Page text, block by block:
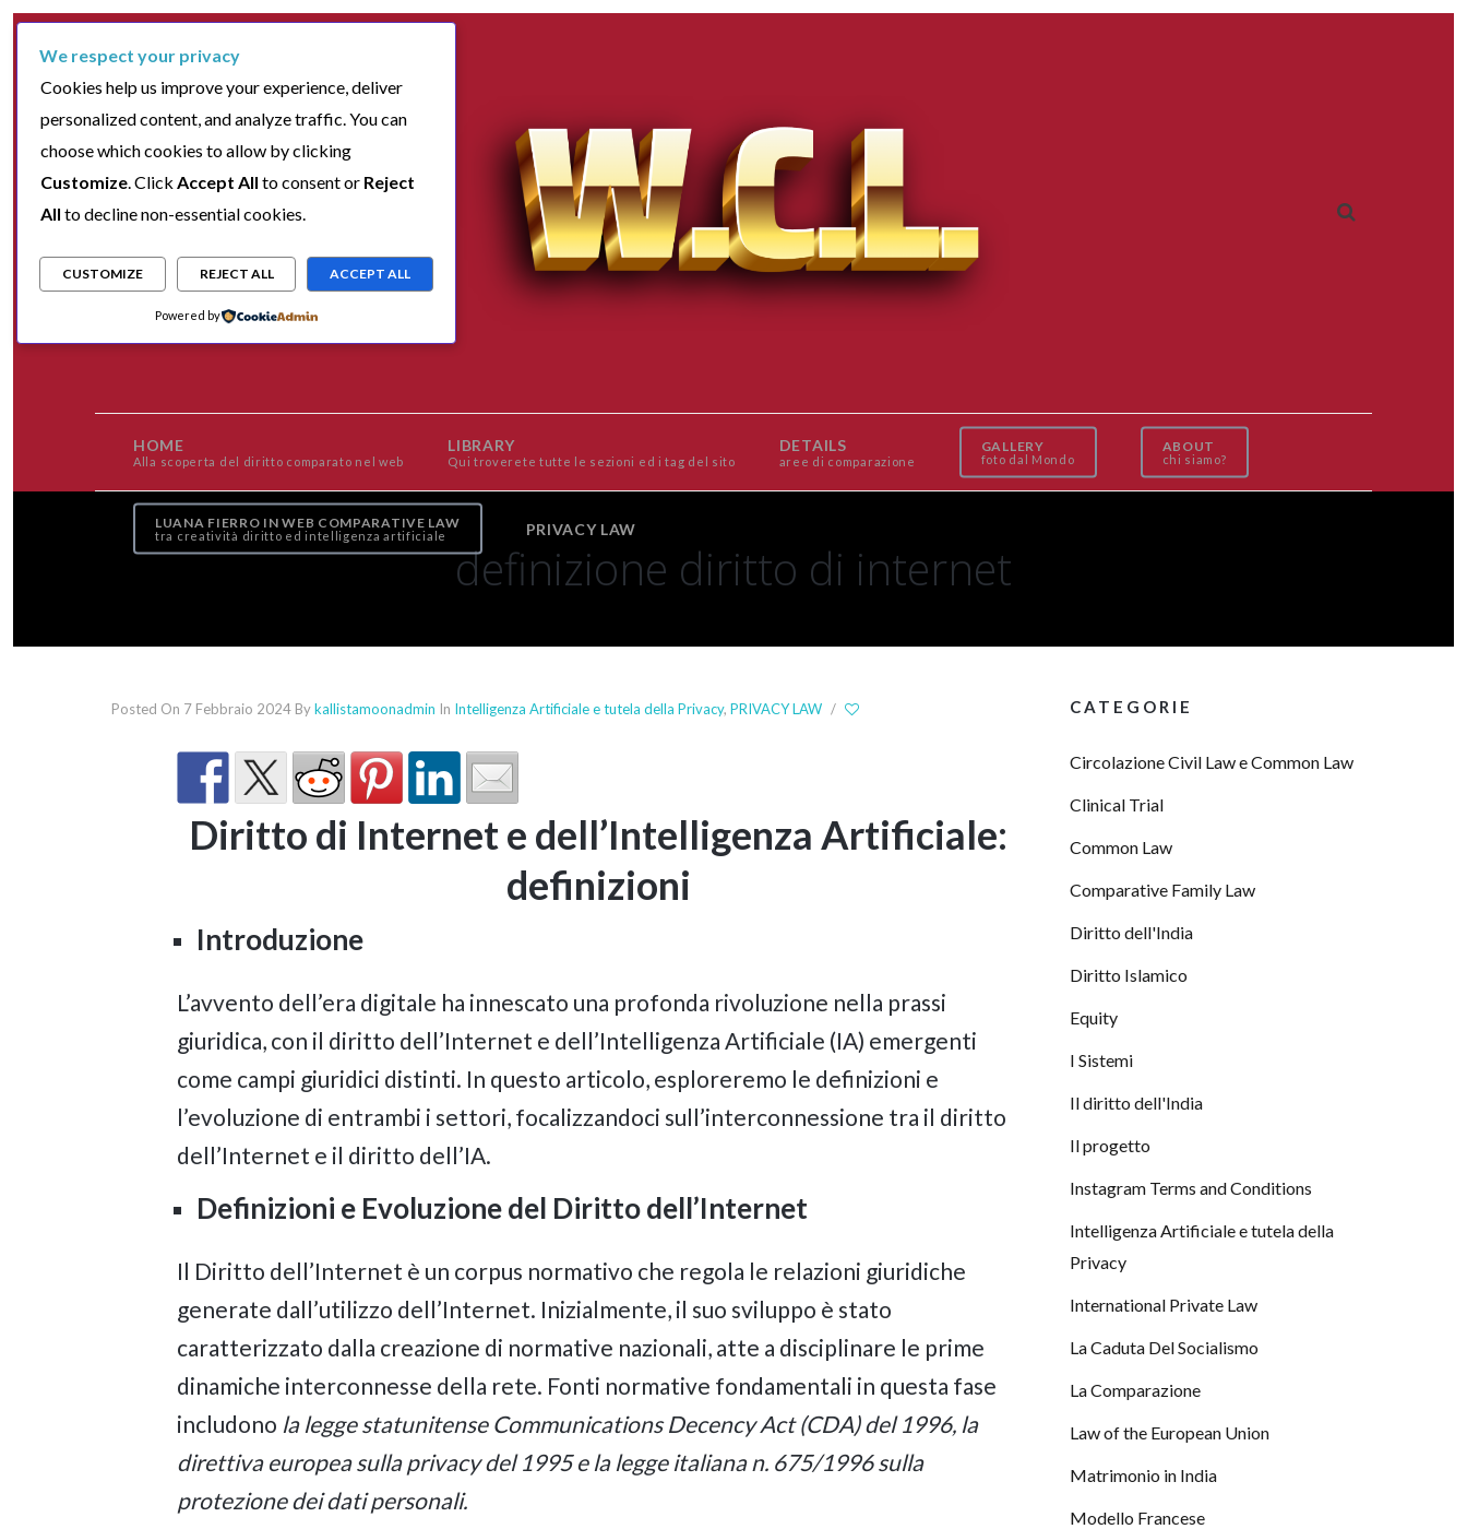
HOME
Alla scoperta del diritto comparato nel web
LIBRARY
Qui troverete tutte le sezioni ed i tag del sito
DETAILS
aree di comparazione
Family
Law
Law
of
GALLERY
foto dal Mondo
ABOUT
chi siamo?
LUANA FIERRO IN WEB COMPARATIVE LAW
tra creatività diritto ed intelligenza artificiale PRIVACY LAW
definizione diritto di internet
Posted On 7 Febbraio 2024 Bykallistamoonadmin In Intelligenza Artificiale e tutela della Privacy, PRIVACY LAW /
Diritto di Internet e dell’Intelligenza Artificiale:
definizioni
Introduzione
L’avvento dell’era digitale ha innescato una profonda rivoluzione nella prassi
giuridica, con il diritto dell’Internet e dell’Intelligenza Artificiale (IA) emergenti
come campi giuridici distinti. In questo articolo, esploreremo le definizioni e
l’evoluzione di entrambi i settori, focalizzandoci sull’interconnessione tra il diritto
dell’Internet e il diritto dell’IA.
Definizioni e Evoluzione del Diritto dell’Internet
Il Diritto dell’Internet è un corpus normativo che regola le relazioni giuridiche
generate dall’utilizzo dell’Internet. Inizialmente, il suo sviluppo è stato
caratterizzato dalla creazione di normative nazionali, atte a disciplinare le prime
dinamiche interconnesse della rete. Fonti normative fondamentali in questa fase
includono la legge statunitense Communications Decency Act (CDA) del 1996, la
direttiva europea sulla privacy del 1995 e la legge italiana n. 675/1996 sulla
protezione dei dati personali.
CATEGORIE
Circolazione Civil Law e Common Law
Clinical Trial
Common Law
Comparative Family Law
Diritto dell'India
Diritto Islamico
Equity
I Sistemi
Il diritto dell'India
Il progetto
Instagram Terms and Conditions
Intelligenza Artificiale e tutela della
Privacy
International Private Law
La Caduta Del Socialismo
La Comparazione
Law of the European Union
Matrimonio in India
Modello Francese
We respect your privacy
Cookies help us improve your experience, deliver
personalized content, and analyze traffic. You can
choose which cookies to allow by clicking
Customize. Click Accept All to consent or Reject
All to decline non-essential cookies.
CUSTOMIZE REJECT ALL ACCEPT ALL
Powered by